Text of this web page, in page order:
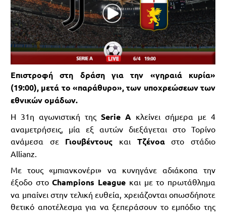
Επιστροφή στη δράση για την «γηραιά κυρία»
(19:00), μετά το «παράθυρο», των υποχρεώσεων των
εθνικών ομάδων.
Η 31η αγωνιστική της Serie A κλείνει σήμερα με 4
αναμετρήσεις, μία εξ αυτών διεξάγεται στο Τορίνο
ανάμεσα σε Γιουβέντους και Τζένοαστο στάδιο
Allianz.
Με τους «μπιανκονέρι» να κυνηγάνε αδιάκοπα την
έξοδο στοChampions League και με το πρωτάθλημα
να μπαίνει στην τελική ευθεία, χρειάζονται οπωσδήποτε
θετικό αποτέλεσμα για να ξεπεράσουν το εμπόδιο της